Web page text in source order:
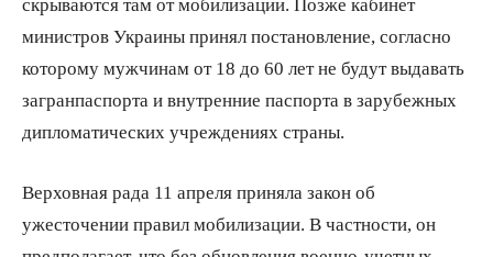
скрываются там от мобилизации. Позже кабинет
министров Украины принял постановление, согласно
которому мужчинам от 18 до 60 лет не будут выдавать
загранпаспорта и внутренние паспорта в зарубежных
дипломатических учреждениях страны.
Верховная рада 11 апреля приняла закон об
ужесточении правил мобилизации. В частности, он